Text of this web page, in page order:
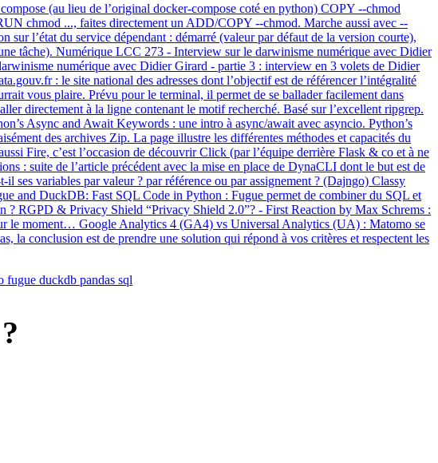
(au lieu de l’original docker-compose coté en python) COPY --chmod
chmod ..., faites directement un ADD/COPY --chmod. Marche aussi avec --
l’état du service dépendant : démarré (valeur par défaut de la version courte),
tâche). Numérique LCC 273 - Interview sur le darwinisme numérique avec Didier
numérique avec Didier Girard - partie 3 : interview en 3 volets de Didier
: le site national des adresses dont l’objectif est de référencer l’intégralité
vous plaire. Prévu pour le terminal, il permet de se ballader facilement dans
directement à la ligne contenant le motif recherché. Basé sur l’excellent ripgrep.
Async and Await Keywords : une intro à async/await avec asyncio. Python’s
des archives Zip. La page illustre les différentes méthodes et capacités du
Fire, c’est l’occasion de découvrir Click (par l’équipe derrière Flask & co et à ne
: suite de l’article précédent avec la mise en place de DynaCLI dont le but est de
ses variables par valeur ? par référence ou par assignement ? (Dajngo) Classy
and DuckDB: Fast SQL Code in Python : Fugue permet de combiner du SQL et
? RGPD & Privacy Shield “Privacy Shield 2.0”? - First Reaction by Max Schrems :
le moment… Google Analytics 4 (GA4) vs Universal Analytics (UA) : Matomo se
la conclusion est de prendre une solution qui répond à vos critères et respectent les
fugue duckdb pandas sql